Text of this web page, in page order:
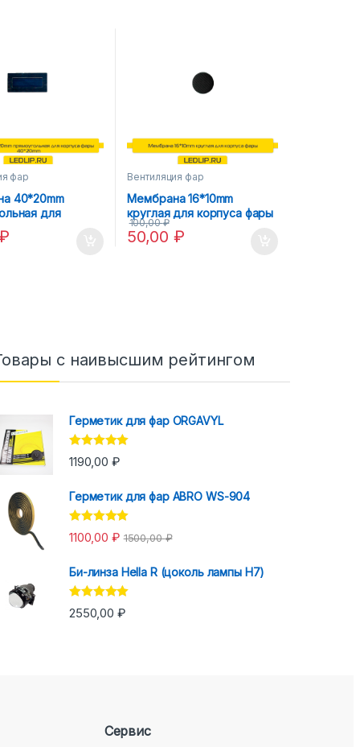
фар
40*20mm
для
40*20mm
Вентиляция фар
Мембрана 16*10mm
круглая для корпуса фары
50,00 ₽
100,00₽
с наивысшим рейтингом
Герметик для фар ORGAVYL
Оценка 5.00
из 5
1190,00 ₽
Герметик для фар ABRO WS-904
Оценка 5.00
из 5
1100,00 ₽ 1500,00₽
Би-линза Hella R (цоколь лампы H7)
Оценка5.00
из 5
2550,00 ₽
Сервис